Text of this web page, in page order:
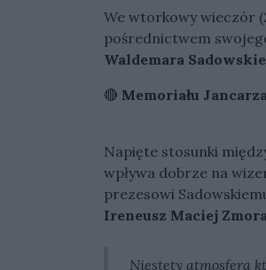
We wtorkowy wieczór
pośrednictwem
Waldemara
🔴 Memoriału
Napięte stosunki
wpływa dobrze na
prezesowi
Ireneusz Maciej
Niestety atmosfera